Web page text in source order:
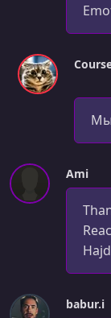
Мы
Ami
babur.i